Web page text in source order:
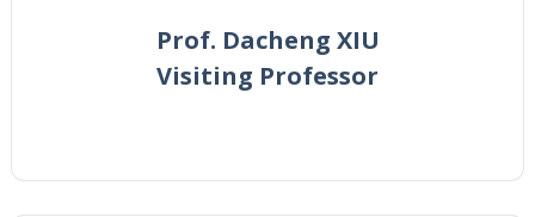
Prof. Dacheng XIU
Visiting Professor